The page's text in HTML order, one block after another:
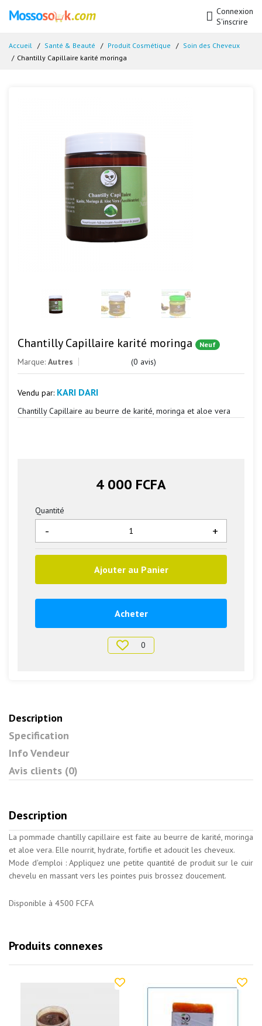
Connexion
S'inscrire
Accueil Santé & Beauté Produit Cosmétique
Soin des Cheveux
Chantilly Capillaire karité moringa
Chantilly Capillaire karité moringa Neuf
Marque: Autres (0 avis)
Vendu par: KARI DARI
Chantilly Capillaire au beurre de karité, moringa et aloe vera
4 000 FCFA
Quantité
+
-
Ajouter au Panier
Acheter
0
Description
Specification
Info Vendeur
Avis clients (0)
Description
La pommade chantilly capillaire est faite au beurre de karité, moringa
et aloe vera. Elle nourrit, hydrate, fortifie et adoucit les cheveux.
Mode d'emploi : Appliquez une petite quantité de produit sur le cuir
chevelu en massant vers les pointes puis brossez doucement.
Disponible à 4500 FCFA
Produits connexes